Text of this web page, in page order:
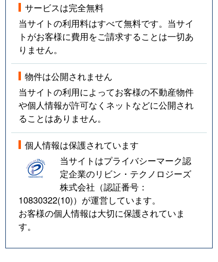
サービスは完全無料
当サイトの利用料はすべて無料です。当サイ
トがお客様に費用をご請求することは一切あ
りません。
物件は公開されません
当サイトの利用によってお客様の不動産物件
や個人情報が許可なくネットなどに公開され
ることはありません。
個人情報は保護されています
当サイトはプライバシーマーク認
定企業のリビン・テクノロジーズ
株式会社（認証番号：
10830322(10)）が運営しています。
お客様の個人情報は大切に保護されていま
す。